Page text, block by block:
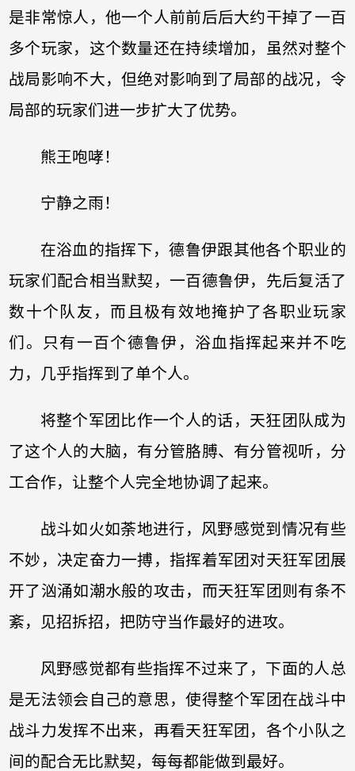
是非常惊人，他一个人前前后后大约干掉了一百
多个玩家，这个数量还在持续增加，虽然对整个
战局影响不大，但绝对影响到了局部的战况，令
局部的玩家们进一步扩大了优势。
熊王咆哮！
宁静之雨！
在浴血的指挥下，德鲁伊跟其他各个职业的
玩家们配合相当默契，一百德鲁伊，先后复活了
数十个队友，而且极有效地掩护了各职业玩家
们。只有一百个德鲁伊，浴血指挥起来并不吃
力，几乎指挥到了单个人。
将整个军团比作一个人的话，天狂团队成为
了这个人的大脑，有分管胳膊、有分管视听，分
工合作，让整个人完全地协调了起来。
战斗如火如荼地进行，风野感觉到情况有些
不妙，决定奋力一搏，指挥着军团对天狂军团展
开了汹涌如潮水般的攻击，而天狂军团则有条不
紊，见招拆招，把防守当作最好的进攻。
风野感觉都有些指挥不过来了，下面的人总
是无法领会自己的意思，使得整个军团在战斗中
战斗力发挥不出来，再看天狂军团，各个小队之
间的配合无比默契，每每都能做到最好。